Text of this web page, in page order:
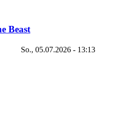
Beast
So., 05.07.2026 - 13:13